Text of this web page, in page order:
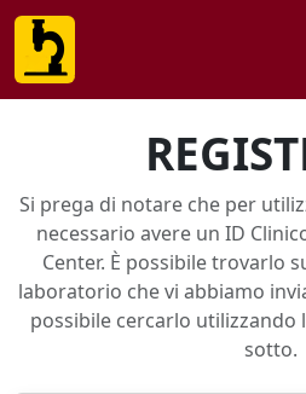
Si prega di notare che per
necessario avere un ID
Center. È possibile trovarlo
laboratorio che vi abbiamo
possibile cercarlo utilizzando
sotto.